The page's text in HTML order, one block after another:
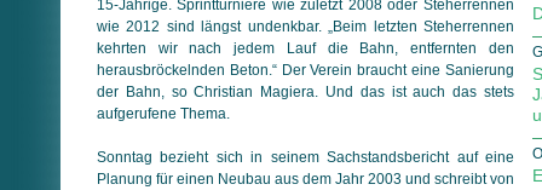
15-Jährige. Sprint­turniere wie zuletzt 2008 oder Steherrennen
wie 2012 sind längst undenkbar. „Beim letzten Steherrennen
kehrten wir nach jedem Lauf die Bahn, entfernten den
herausbröckelnden Beton.“ Der Verein braucht eine Sanierung
der Bahn, so Christian Magiera. Und das ist auch das stets
aufgerufene Thema.
Sonntag bezieht sich in seinem Sachstandsbericht auf eine
Planung für einen Neubau aus dem Jahr 2003 und schreibt von